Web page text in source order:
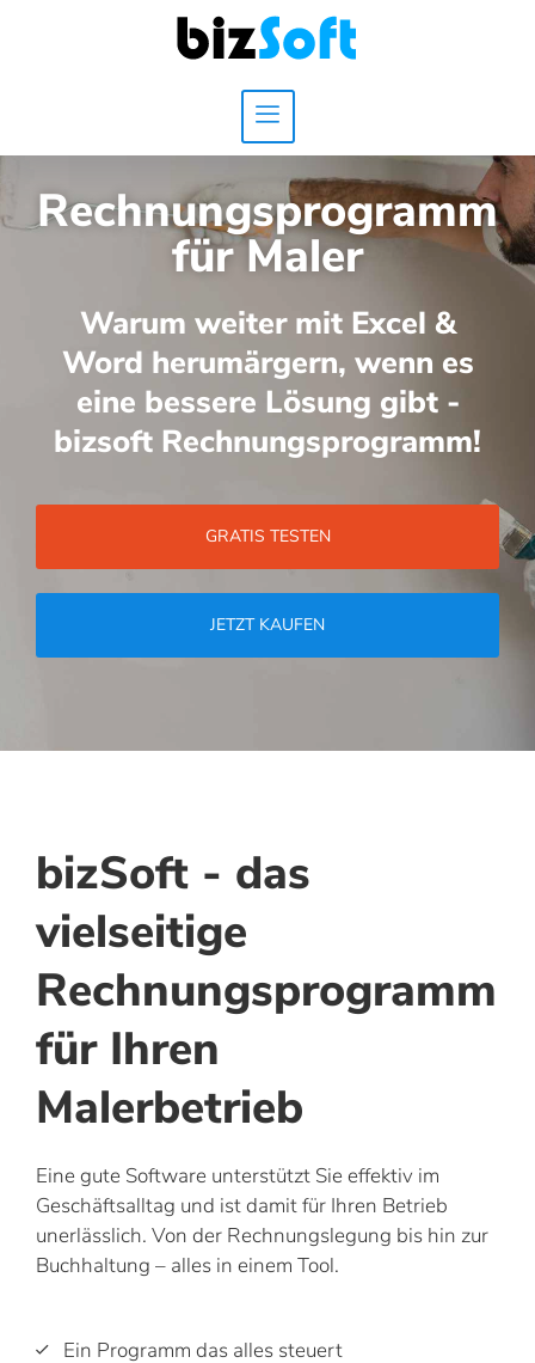
Rechnungsprogramm
für Maler
Warum weiter mit Excel &
Word herumärgern, wenn es
eine bessere Lösung gibt -
bizsoft Rechnungsprogramm!
GRATIS TESTEN
JETZT KAUFEN
bizSoft - das
vielseitige
Rechnungsprogramm
für Ihren
Malerbetrieb
Eine gute Software unterstützt Sie effektiv im
Geschäftsalltag und ist damit für Ihren Betrieb
unerlässlich. Von der Rechnungslegung bis hin zur
Buchhaltung – alles in einem Tool.
Ein Programm das alles steuert